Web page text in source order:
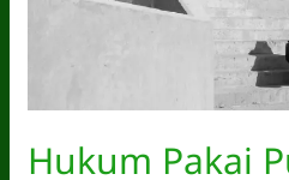
Hukum Pakai